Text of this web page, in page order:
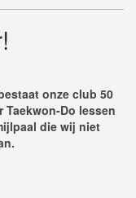
onze club 50
Do lessen
die wij niet